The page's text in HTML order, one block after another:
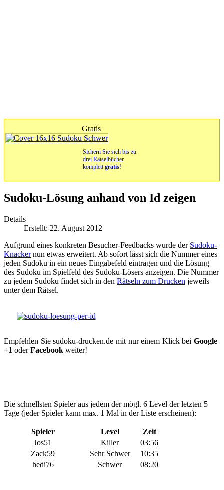
Gratis
Sichern Sie sich bis zu
drei Rätselbücher
komplettgratis!
Sudoku-Lösung anhand von Id zeigen
Details
Erstellt: 22. August 2012
Aufgrund eines konkreten Besucher-Feedbacks wurde der Sudoku-
Knackernun etwas erweitert. Ab sofort lässt sich die Nummer eines
jeden Sudoku in ein neues Eingabefeld eintragen und die Lösung
des Sudoku im Spielfeld des Sudoku-Lösers anzeigen. Die Nummer
zu jedem Sudoku findet sich in den Rätseln zum Drucken jeweils
unter dem Rätsel.
Empfehlen Sie sudoku-drucken.de mit nur einem Klick bei Google
+1 oderFacebook weiter!
Die schnellsten Spieler aus jedem der mögl. 6 Level der letzten 5
Tage (jeder Spieler kann max. 1 Mal in der Liste erscheinen):
Spieler Level
Zeit
Jos51
Killer
03:56
Zack59
Sehr Schwer
10:35
hedi76
Schwer 08:20